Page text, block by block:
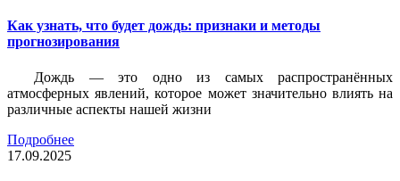
Как узнать, что будет дождь: признаки и методы
прогнозирования
Дождь — это одно из самых распространённых
атмосферных явлений, которое может значительно влиять на
различные аспекты нашей жизни
Подробнее
17.09.2025